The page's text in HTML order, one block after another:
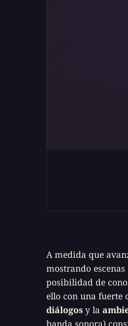
A medida que
mostrando
posibilidad de
ello con una fuerte
diálogos y la